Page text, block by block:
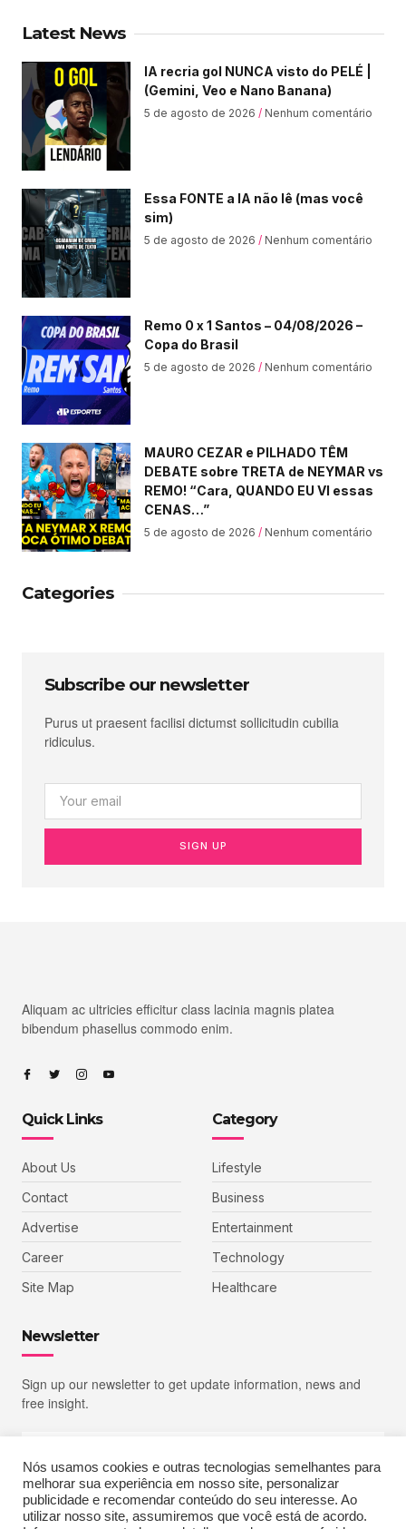
Latest News
IA recria gol NUNCA visto do PELÉ |
(Gemini, Veo e Nano Banana)
5 de agosto de 2026 Nenhum comentário
Essa FONTE a IA não lê (mas você
sim)
5 de agosto de 2026 Nenhum comentário
Remo 0 x 1 Santos – 04/08/2026 –
Copa do Brasil
5 de agosto de 2026 Nenhum comentário
MAURO CEZAR e PILHADO TÊM
DEBATE sobre TRETA de NEYMAR vs
REMO! “Cara, QUANDO EU VI essas
CENAS…”
5 de agosto de 2026 Nenhum comentário
Categories
Subscribe our newsletter
Purus ut praesent facilisi dictumst sollicitudin cubilia
ridiculus.
SIGN UP
Aliquam ac ultricies efficitur class lacinia magnis platea
bibendum phasellus commodo enim.
Quick Links
About Us
Contact
Advertise
Career
Site Map
Category
Lifestyle
Business
Entertainment
Technology
Healthcare
Newsletter
Sign up our newsletter to get update information, news and
free insight.
SIGN UP
Nós usamos cookies e outras tecnologias semelhantes para
melhorar sua experiência em nosso site, personalizar
publicidade e recomendar conteúdo do seu interesse. Ao
utilizar nosso site, assumiremos que você está de acordo.